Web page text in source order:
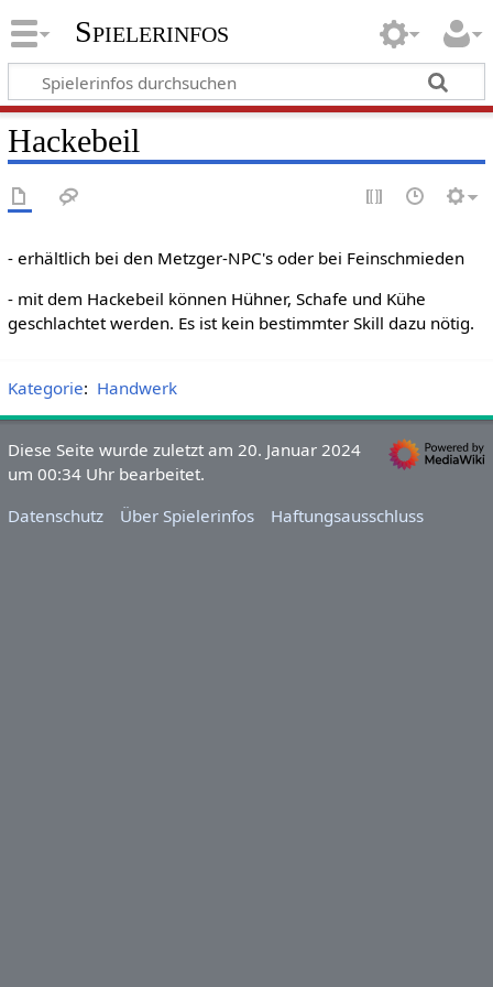
Spielerinfos
Hackebeil
- erhältlich bei den Metzger-NPC's oder bei Feinschmieden
- mit dem Hackebeil können Hühner, Schafe und Kühe
geschlachtet werden. Es ist kein bestimmter Skill dazu nötig.
Kategorie: Handwerk
Diese Seite wurde zuletzt am 20. Januar 2024
um 00:34 Uhr bearbeitet.
Datenschutz
Über Spielerinfos Haftungsausschluss